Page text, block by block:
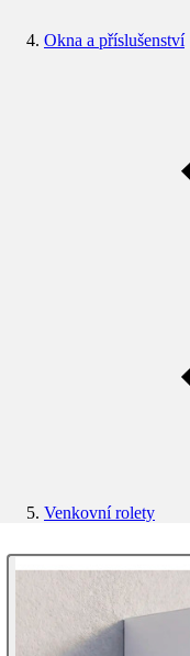
Okna a příslušenství
Venkovní rolety